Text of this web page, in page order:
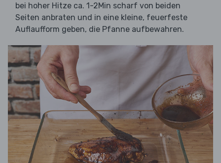
bei hoher Hitze ca. 1-2Min scharf von beiden
Seiten anbraten und in eine kleine, feuerfeste
Auflaufform geben, die Pfanne aufbewahren.